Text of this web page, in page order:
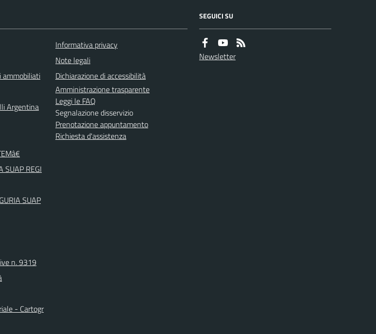
ammobiliati
Argentina
SUAP REGI
SUAP
n. 9319
- Cartogr
Informativa privacy
Note legali
Dichiarazione di accessibilità
Amministrazione trasparente
Leggi le FAQ
Segnalazione disservizio
Prenotazione appuntamento
Richiesta d'assistenza
SEGUICI SU
Newsletter